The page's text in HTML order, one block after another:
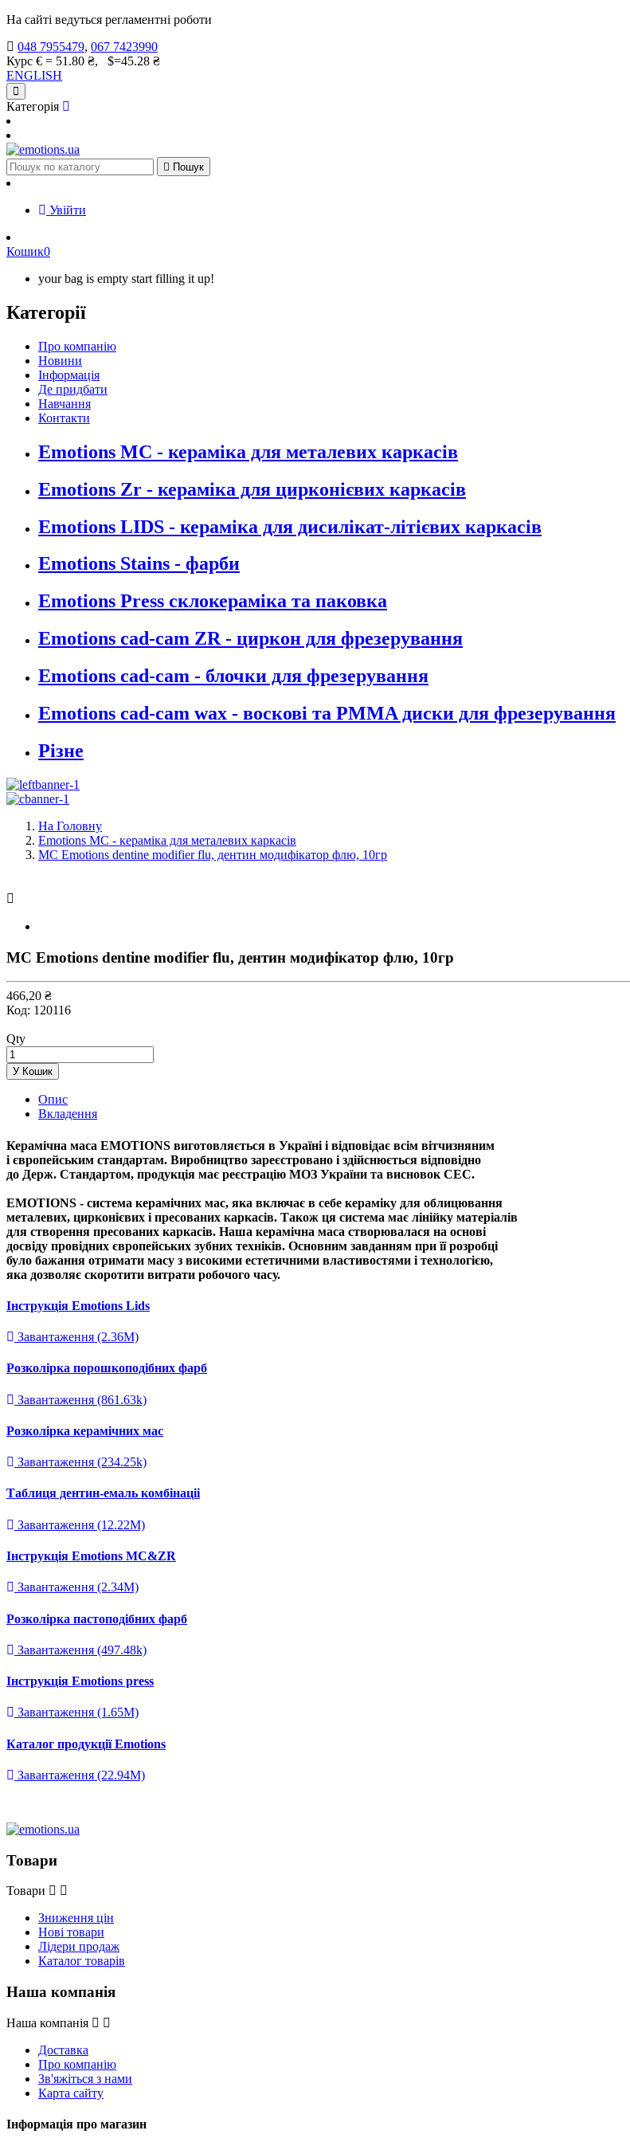
На сайті ведуться регламентні роботи
048 7955479, 067 7423990
Курс € = 51.80 ₴, $=45.28 ₴
ENGLISH
Категорія
 Пошук
Увійти
Кошик0
your bag is empty start filling it up!
Категорії
Про компанію
Новини
Інформація
Де придбати
Навчання
Контакти
Emotions MC - кераміка для металевих каркасів
Emotions Zr - кераміка для цирконієвих каркасів
Emotions LIDS - кераміка для дисилікат-літієвих каркасів
Emotions Stains - фарби
Emotions Press склокераміка та паковка
Emotions cad-cam ZR - циркон для фрезерування
Emotions cad-cam - блочки для фрезерування
Emotions cad-cam wax - воскові та PMMA диски для фрезерування
Різне
На Головну
Emotions MC - кераміка для металевих каркасів
MC Emotions dentine modifier flu, дентин модифікатор флю, 10гр

MC Emotions dentine modifier flu, дентин модифікатор флю, 10гр
466,20 ₴
Код: 120116
Qty
У Кошик
Опис
Вкладення
Керамічна маса EMOTIONS виготовляється в Україні і відповідає всім вітчизняним
і європейським стандартам. Виробництво зареєстровано і здійснюється відповідно
до Держ. Стандартом, продукція має реєстрацію МОЗ України та висновок СЕС.
EMOTIONS - система керамічних мас, яка включає в себе кераміку для облицювання
металевих, цирконієвих і пресованих каркасів. Також ця система має лінійку матеріалів
для створення пресованих каркасів. Наша керамічна маса створювалася на основі
досвіду провідних європейських зубних техніків. Основним завданням при її розробці
було бажання отримати масу з високими естетичними властивостями і технологією,
яка дозволяє скоротити витрати робочого часу.
Інструкція Emotions Lids
Завантаження (2.36M)
Розколірка порошкоподібних фарб
Завантаження (861.63k)
Розколірка керамічних мас
Завантаження (234.25k)
Таблиця дентин-емаль комбінаціі
Завантаження (12.22M)
Інструкція Emotions MC&ZR
Завантаження (2.34M)
Розколірка пастоподібних фарб
Завантаження (497.48k)
Інструкція Emotions press
Завантаження (1.65M)
Каталог продукції Emotions
Завантаження (22.94M)
Товари
Товари
Зниження цін
Нові товари
Лідери продаж
Каталог товарів
Наша компанія
Наша компанія
Доставка
Про компанію
Зв'яжіться з нами
Карта сайту
Інформація про магазин